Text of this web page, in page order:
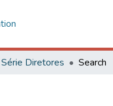
Série Diretores Search